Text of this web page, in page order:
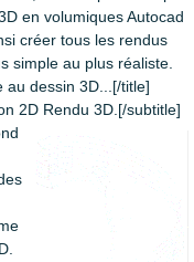
en volumiques Autocad
créer tous les rendus
simple au plus réaliste.
au dessin 3D...[/title]
2D Rendu 3D.[/subtitle]